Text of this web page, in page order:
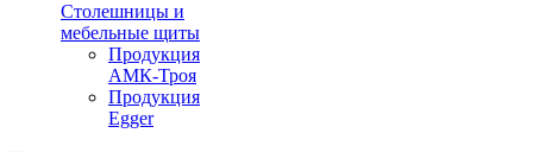
Столешницы и
мебельные щиты
Продукция
АМК-Троя
Продукция
Egger